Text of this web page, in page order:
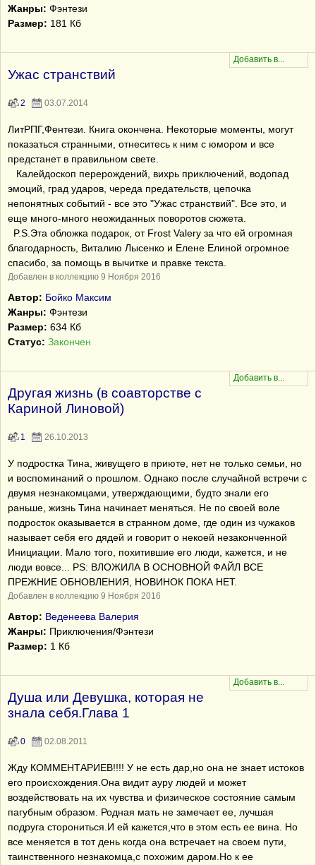
Жанры: Фэнтези
Размер: 181 Кб
Ужас странствий
2 03.07.2014
ЛитРПГ,Фентези. Книга окончена. Некоторые моменты, могут
показаться странными, отнеситесь к ним с юмором и все
предстанет в правильном свете.
Калейдоскоп перерождений, вихрь приключений, водопад
эмоций, град ударов, череда предательств, цепочка
непонятных событий - все это "Ужас странствий". Все это, и
еще много-много неожиданных поворотов сюжета.
P.S.Эта обложка подарок, от Frost Valery за что ей огромная
благодарность, Виталию Лысенко и Елене Елиной огромное
спасибо, за помощь в вычитке и правке текста.
Добавлен в коллекцию 9 Ноября 2016
Автор: Бойко Максим
Жанры: Фэнтези
Размер: 634 Кб
Статус: Закончен
Другая жизнь (в соавторстве с
Кариной Линовой)
1 26.10.2013
У подростка Тина, живущего в приюте, нет не только семьи, но
и воспоминаний о прошлом. Однако после случайной встречи с
двумя незнакомцами, утверждающими, будто знали его
раньше, жизнь Тина начинает меняться. Не по своей воле
подросток оказывается в странном доме, где один из чужаков
называет себя его дядей и говорит о некоей незаконченной
Инициации. Мало того, похитившие его люди, кажется, и не
люди вовсе... PS: ВЛОЖИЛА В ОСНОВНОЙ ФАЙЛ ВСЕ
ПРЕЖНИЕ ОБНОВЛЕНИЯ, НОВИНОК ПОКА НЕТ.
Добавлен в коллекцию 9 Ноября 2016
Автор: Веденеева Валерия
Жанры: Приключения/Фэнтези
Размер: 1 Кб
Душа или Девушка, которая не
знала себя.Глава 1
0 02.08.2011
Жду КОММЕНТАРИЕВ!!!! У не есть дар,но она не знает истоков
его происхождения.Она видит ауру людей и может
воздействовать на их чувства и физическое состояние самым
пагубным образом. Родная мать не замечает ее, лучшая
подруга сторониться.И ей кажется,что в этом есть ее вина. Но
все меняется в тот день когда она встречает на своем пути,
таинственного незнакомца,с похожим даром.Но к ее